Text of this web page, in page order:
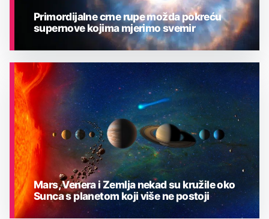
ASTRONOMIJA
Primordijalne crne rupe možda pokreću
supernove kojima mjerimo svemir
Mars, Venera i Zemlja nekad su kružile oko
Sunca s planetom koji više ne postoji